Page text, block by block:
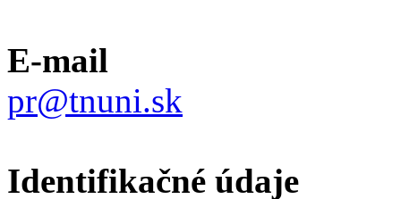
E-mail
pr@tnuni.sk
Identifikačné údaje